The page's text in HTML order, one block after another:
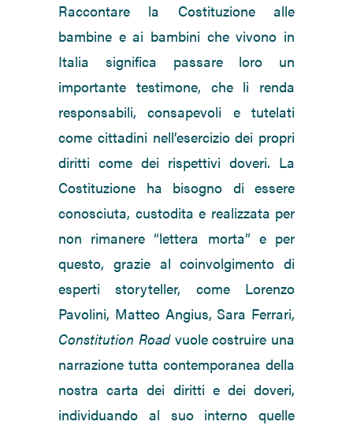
Raccontare la Costituzione alle
bambine e ai bambini che vivono in
Italia significa passare loro un
importante testimone, che li renda
responsabili, consapevoli e tutelati
come cittadini nell’esercizio dei propri
diritti come dei rispettivi doveri. La
Costituzione ha bisogno di essere
conosciuta, custodita e realizzata per
non rimanere “lettera morta” e per
questo, grazie al coinvolgimento di
esperti storyteller, come Lorenzo
Pavolini, Matteo Angius, Sara Ferrari,
Constitution Roadvuole costruire una
narrazione tutta contemporanea della
nostra carta dei diritti e dei doveri,
individuando al suo interno quelle